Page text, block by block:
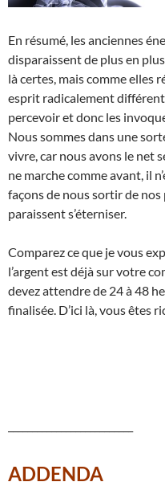
En résumé, les anciennes
disparaissent de plus en
là certes, mais comme elles
esprit radicalement
percevoir et donc les
Nous sommes dans une
vivre, car nous avons le net
ne marche comme avant, il
façons de nous sortir de
paraissent s’éterniser.
Comparez ce que je vous
l’argent est déjà sur votre
devez attendre de 24 à 48
finalisée. D’ici là, vous êtes
ADDENDA